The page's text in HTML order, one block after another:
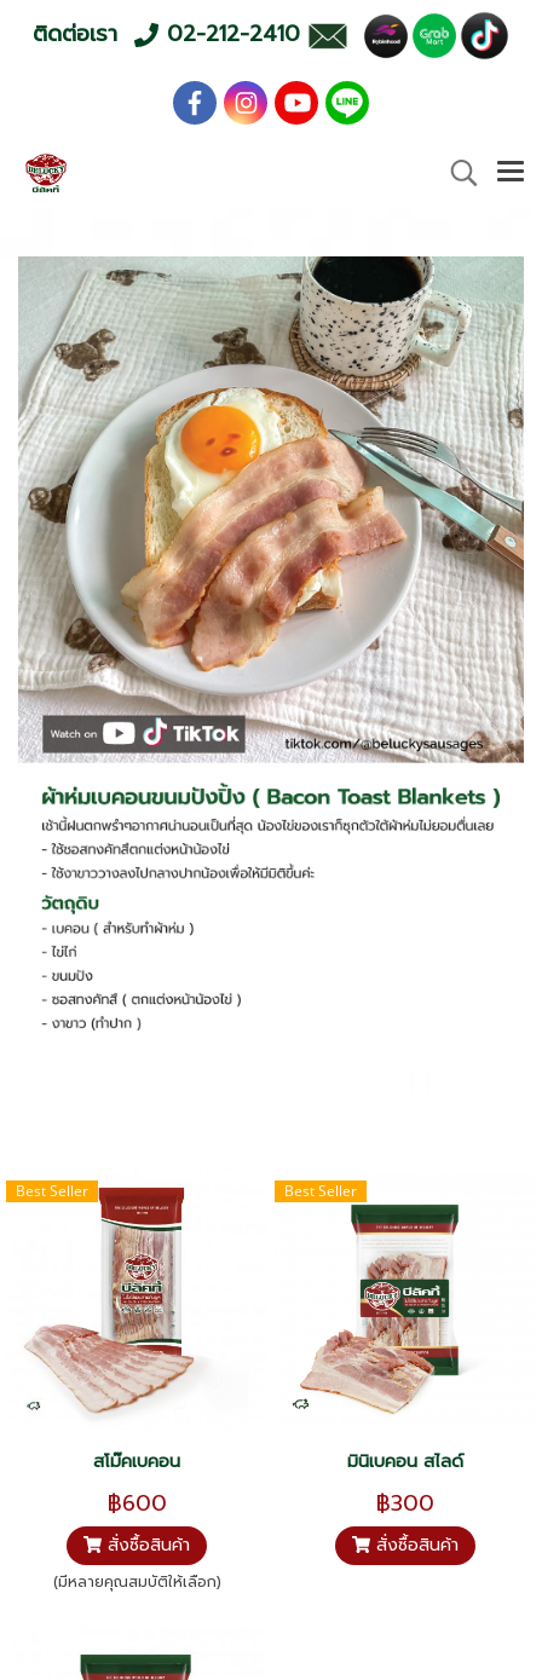
ติดต่อเรา 02-212-2410
Best Seller
สโม๊คเบคอน
฿600
สั่งซื้อสินค้า
(มีหลายคุณสมบัติให้เลือก)
Best Seller
มินิเบคอน สไลด์
฿300
สั่งซื้อสินค้า